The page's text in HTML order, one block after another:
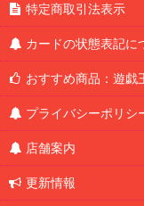
特定商取引法表示
カードの状態表記に
おすすめ商品：遊戯
プライバシーポリシ
店舗案内
更新情報